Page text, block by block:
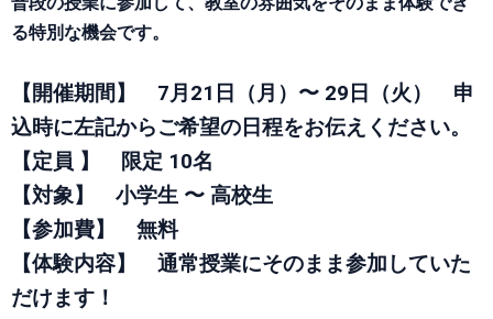
る特別な機会です。
【開催期間】 7月21日（月）〜 29日（火） 申
込時に左記からご希望の日程をお伝えください。
【定員 】
限定 10名
【対象】 小学生 〜 高校生
【参加費】 無料
【体験内容】 通常授業にそのまま参加していた
だけます！